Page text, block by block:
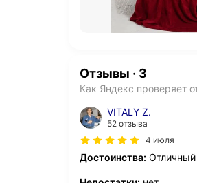
Отзывы · 3
Как Яндекс проверяет
VITALY Z.
52 отзыва
4 июля
Достоинства: